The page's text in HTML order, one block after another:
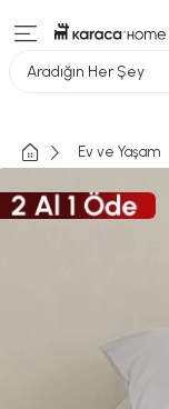
Aradığın Her Şey
Ev ve Yaşam